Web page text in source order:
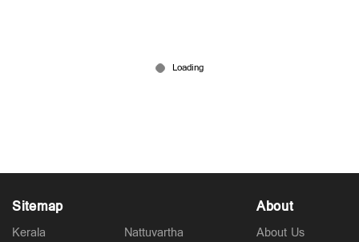
സിങ്ക പെണ്ണുങ്ങള്‍; കെസിഎൽ ഫാൻ ലീഗിൽ
മികവ് തെളിയിച്ച് വനിതാ താരങ്ങള്‍
Sitemap
Kerala
Nattuvartha
About
About Us